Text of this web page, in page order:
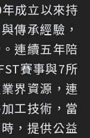
成立以來持
傳承經驗，
連續五年陪
賽事與7所
界資源，連
工技術，當
，提供公益